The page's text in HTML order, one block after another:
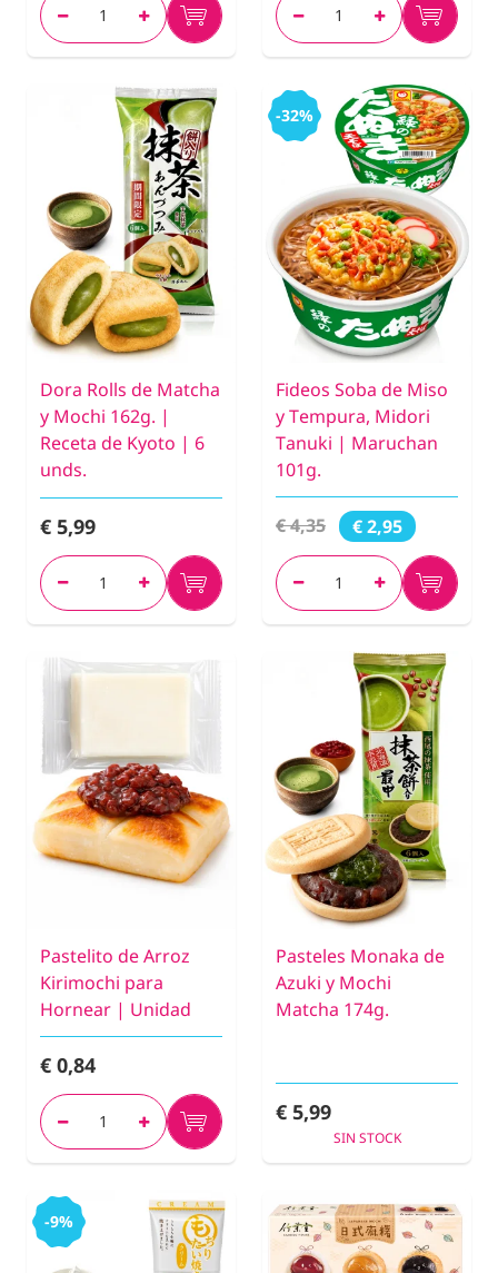
Dora Rolls de Matcha
y Mochi 162g. |
Receta de Kyoto | 6
unds.
€ 5,99
-32%
Fideos Soba de Miso
y Tempura, Midori
Tanuki | Maruchan
101g.
€ 4,35 € 2,95
Pastelito de Arroz
Kirimochi para
Hornear | Unidad
€ 0,84
Pasteles Monaka de
Azuki y Mochi
Matcha 174g.
€ 5,99
SIN STOCK
-9%